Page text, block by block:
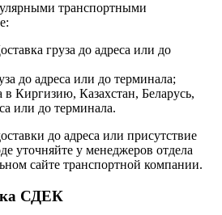
транспортными
груза до адреса или до
до адреса или до терминала;
в Киргизию, Казахстан, Беларусь,
или до терминала.
до адреса или присутствие
уточняйте у менеджеров отдела
сайте транспортной компании.
СДЕК